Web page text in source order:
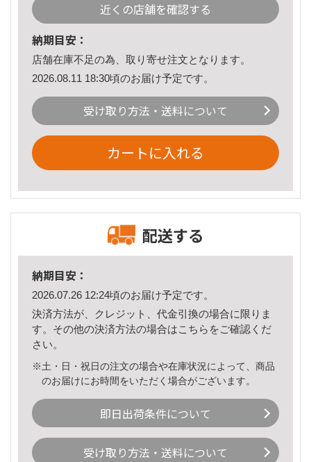
近くの店舗を確認する
納期目安：
店舗在庫不足の為、取り寄せ注文となります。
2026.08.11 18:30頃のお届け予定です。
受け取り方法・送料について
カートに入れる
配送する
納期目安：
2026.07.26 12:24頃のお届け予定です。
決済方法が、クレジット、代金引換の場合に限りま
す。その他の決済方法の場合はこちら をご確認くだ
さい。
※土・日・祝日の注文の場合や在庫状況によって、商品
のお届けにお時間をいただく場合がございます。
即日出荷条件について
受け取り方法・送料について